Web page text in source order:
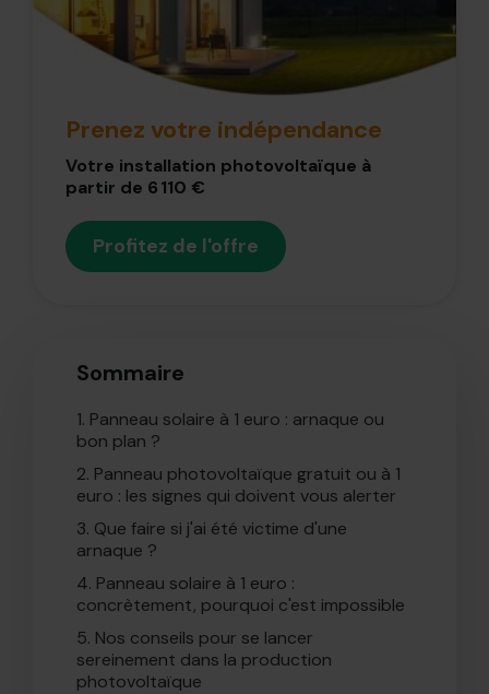
Prenez votre indépendance
Votre installation photovoltaïque à
partir de 6 110 €
Profitez de l'offre
Sommaire
1. Panneau solaire à 1 euro : arnaque ou
bon plan ?
2. Panneau photovoltaïque gratuit ou à 1
euro : les signes qui doivent vous alerter
3. Que faire si j'ai été victime d'une
arnaque ?
4. Panneau solaire à 1 euro :
concrètement, pourquoi c'est impossible
5. Nos conseils pour se lancer
sereinement dans la production
photovoltaïque